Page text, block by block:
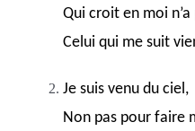
Qui croit en moi n’a
Celui qui me suit
Je suis venu du ciel,
Non pas pour faire